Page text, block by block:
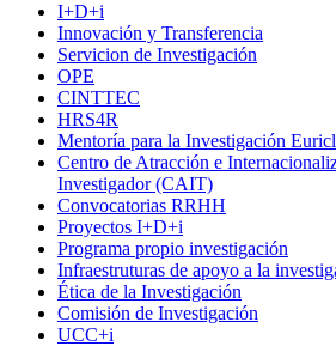
I+D+i
Innovación y Transferencia
Servicion de Investigación
OPE
CINTTEC
HRS4R
Mentoría para la Investigación
Centro de Atracción e
Investigador (CAIT)
Convocatorias RRHH
Proyectos I+D+i
Programa propio investigación
Infraestruturas de apoyo a la
Ética de la Investigación
Comisión de Investigación
UCC+i